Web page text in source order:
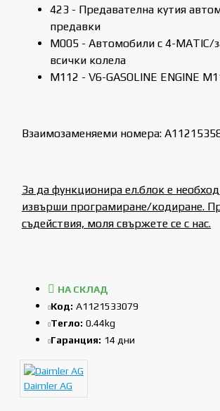
423 - Предавателна кутия
предавки
M005 - Автомобили с 4-MATIC/
всички колела
M112 - V6-GASOLINE ENGINE
Взаимозаменяеми номера:
За да функционира ел.блок е
извърши програмиране/кодиране.
съдействия, моля свържете се с нас.
НА СКЛАД
Код: A1121533079
Тегло: 0.44kg
Гаранция: 14 дни
Daimler AG